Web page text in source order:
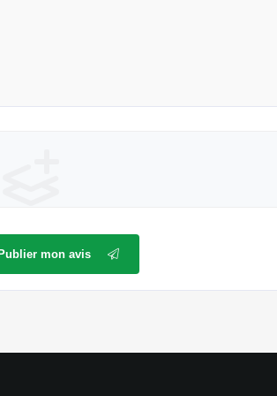
Publier mon avis